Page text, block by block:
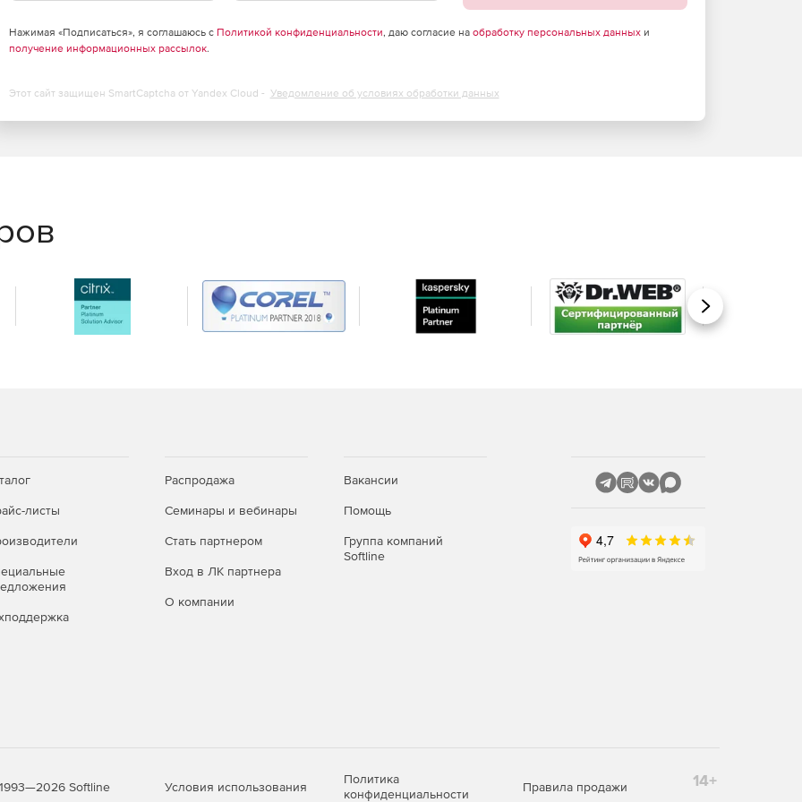
чтобы привлечь внимание к некоторым частям
Нажимая «Подписаться», я соглашаюсь с Политикой конфиденциальности, даю согласие на обработку персональных данныхи
получение информационных рассылок.
Этот сайт защищен SmartCaptcha от Yandex Cloud - Уведомление об условиях обработки данных
Вперед
листы
Распродажа
Семинары и вебинары
Стать партнером
Вход в ЛК партнера
О компании
Вакансии
Помощь
Группа компаний
Softline
Softline Условия использования
Политика
конфиденциальности
Правила продажи 14+